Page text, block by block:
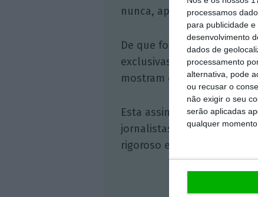
processamos
para publicidade
desenvolvimento
dados de
processamento
alternativa, pode
ou recusar o
não exigir o seu
serão aplicadas
qualquer
nunca, apoie o jornalismo
De que forma? Assine o
exclusivas, à opinião que
mostram o outro lado da
Esta assinatura é uma
jornalistas. A nossa
rigoroso e credível.